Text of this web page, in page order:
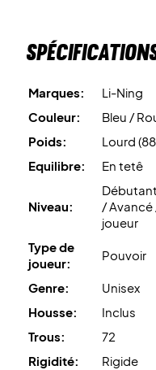
Marques:
Li-Ning
Couleur:
Bleu /
Poids:
Lourd
Equilibre:
En tetê
Niveau:
/ Avancé
joueur
Type de
joueur:
Pouvoir
Genre:
Unisex
Housse:
Inclus
Trous:
72
Rigidité:
Rigide